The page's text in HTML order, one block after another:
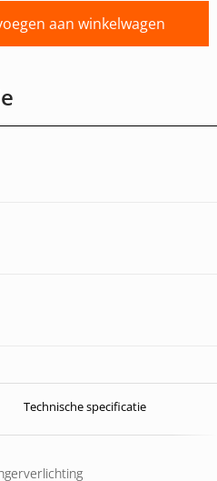
aan winkelwagen
Technische specificatie